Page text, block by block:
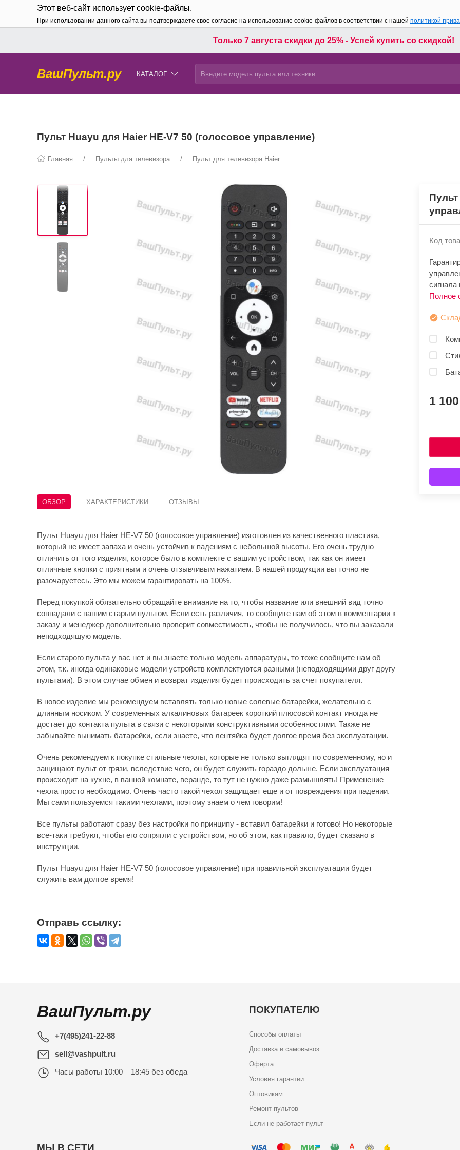
Этот веб-сайт использует cookie-файлы.
При использовании данного сайта вы подтверждаете свое согласие на использование cookie-файлов в соответствии с нашей политикой
Только 7 августа скидки до 25% - Успей купить со скидкой!
ВашПульт.ру КАТАЛОГ
Пульт Huayu для Haier HE-V7 50 (голосовое управление)
Главная Пульты для телевизора Пульт для телевизора Haier
ОБЗОР ХАРАКТЕРИСТИКИ ОТЗЫВЫ
Пульт Huayu для Haier HE-V7 50 (голосовое управление) изготовлен из качественного пластика,
который не имеет запаха и очень устойчив к падениям с небольшой высоты. Его очень трудно
отличить от того изделия, которое было в комплекте с вашим устройством, так как он имеет
отличные кнопки с приятным и очень отзывчивым нажатием. В нашей продукции вы точно не
разочаруетесь. Это мы можем гарантировать на 100%.
Перед покупкой обязательно обращайте внимание на то, чтобы название или внешний вид точно
совпадали с вашим старым пультом. Если есть различия, то сообщите нам об этом в комментарии к
заказу и менеджер дополнительно проверит совместимость, чтобы не получилось, что вы заказали
неподходящую модель.
Если старого пульта у вас нет и вы знаете только модель аппаратуры, то тоже сообщите нам об
этом, т.к. иногда одинаковые модели устройств комплектуются разными (неподходящими друг другу
пультами). В этом случае обмен и возврат изделия будет происходить за счет покупателя.
В новое изделие мы рекомендуем вставлять только новые солевые батарейки, желательно с
длинным носиком. У современных алкалиновых батареек короткий плюсовой контакт иногда не
достает до контакта пульта в связи с некоторыми конструктивными особенностями. Также не
забывайте вынимать батарейки, если знаете, что лентяйка будет долгое время без эксплуатации.
Очень рекомендуем к покупке стильные чехлы, которые не только выглядят по современному, но и
защищают пульт от грязи, вследствие чего, он будет служить гораздо дольше. Если эксплуатация
происходит на кухне, в ванной комнате, веранде, то тут не нужно даже размышлять! Применение
чехла просто необходимо. Очень часто такой чехол защищает еще и от повреждения при падении.
Мы сами пользуемся такими чехлами, поэтому знаем о чем говорим!
Все пульты работают сразу без настройки по принципу - вставил батарейки и готово! Но некоторые
все-таки требуют, чтобы его сопрягли с устройством, но об этом, как правило, будет сказано в
инструкции.
Пульт Huayu для Haier HE-V7 50 (голосовое управление) при правильной эксплуатации будет
служить вам долгое время!
Код
Полное
1 100
Отправь ссылку:
ВашПульт.ру
+7(495)241-22-88
sell@vashpult.ru
Часы работы 10:00 – 18:45 без обеда
ПОКУПАТЕЛЮ
Способы оплаты
Доставка и самовывоз
Оферта
Условия гарантии
Оптовикам
Ремонт пультов
Если не работает пульт
МЫ В СЕТИ